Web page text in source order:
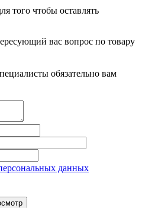
того чтобы оставлять
вас вопрос по товару
обязательно вам
данных